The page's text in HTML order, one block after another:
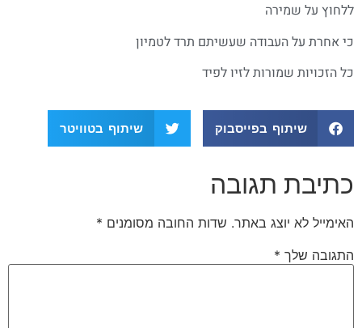
ללחוץ על שמירה
כי אחרת על העבודה שעשיתם תרד לטמיון
כל הזכויות שמורות לזיו לפיד
שיתוף בפייסבוק שיתוף בטוויטר
כתיבת תגובה
האימייל לא יוצג באתר. שדות החובה מסומנים *
התגובה שלך *